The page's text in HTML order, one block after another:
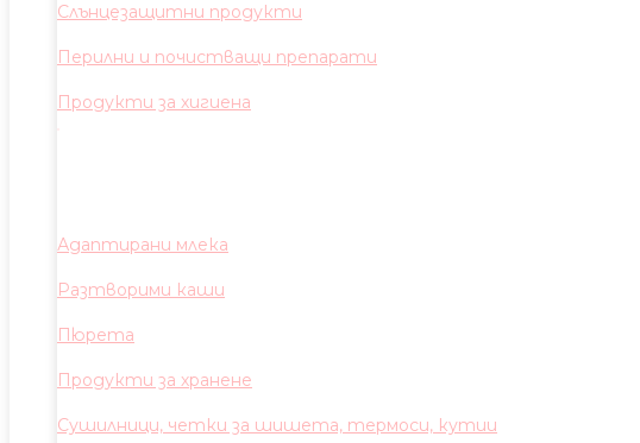
Слънцезащитни продукти
Перилни и почистващи препарати
Продукти за хигиена
Адаптирани млека
Разтворими каши
Пюрета
Продукти за хранене
Сушилници, четки за шишета, термоси, кутии